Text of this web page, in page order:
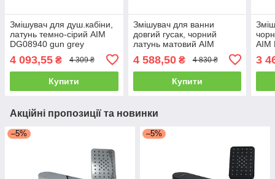
Змішувач для душ.кабіни,
латунь темно-сірий AIM
DG08940 gun grey
4 093,55 ₴ 4 309 ₴
Купити
Змішувач для ванни
довгий гусак, чорний
латунь матовий AIM
4 588,50₴ 4 830 ₴
Купити
AIM
3
Акційні пропозиції та новинки
–5% –5%